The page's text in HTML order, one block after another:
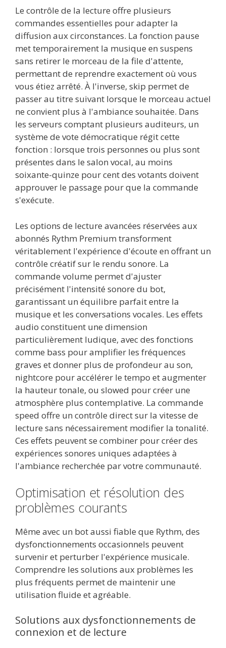
Le contrôle de la lecture offre plusieurs
commandes essentielles pour adapter la
diffusion aux circonstances. La fonction pause
met temporairement la musique en suspens
sans retirer le morceau de la file d'attente,
permettant de reprendre exactement où vous
vous étiez arrêté. À l'inverse, skip permet de
passer au titre suivant lorsque le morceau actuel
ne convient plus à l'ambiance souhaitée. Dans
les serveurs comptant plusieurs auditeurs, un
système de vote démocratique régit cette
fonction : lorsque trois personnes ou plus sont
présentes dans le salon vocal, au moins
soixante-quinze pour cent des votants doivent
approuver le passage pour que la commande
s'exécute.
Les options de lecture avancées réservées aux
abonnés Rythm Premium transforment
véritablement l'expérience d'écoute en offrant un
contrôle créatif sur le rendu sonore. La
commande volume permet d'ajuster
précisément l'intensité sonore du bot,
garantissant un équilibre parfait entre la
musique et les conversations vocales. Les effets
audio constituent une dimension
particulièrement ludique, avec des fonctions
comme bass pour amplifier les fréquences
graves et donner plus de profondeur au son,
nightcore pour accélérer le tempo et augmenter
la hauteur tonale, ou slowed pour créer une
atmosphère plus contemplative. La commande
speed offre un contrôle direct sur la vitesse de
lecture sans nécessairement modifier la tonalité.
Ces effets peuvent se combiner pour créer des
expériences sonores uniques adaptées à
l'ambiance recherchée par votre communauté.
Optimisation et résolution des
problèmes courants
Même avec un bot aussi fiable que Rythm, des
dysfonctionnements occasionnels peuvent
survenir et perturber l'expérience musicale.
Comprendre les solutions aux problèmes les
plus fréquents permet de maintenir une
utilisation fluide et agréable.
Solutions aux dysfonctionnements de
connexion et de lecture